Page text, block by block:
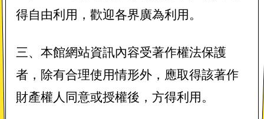
得自由利用，歡迎各界廣為利用。
三、本館網站資訊內容受著作權法保護
者，除有合理使用情形外，應取得該著作
財產權人同意或授權後，方得利用。